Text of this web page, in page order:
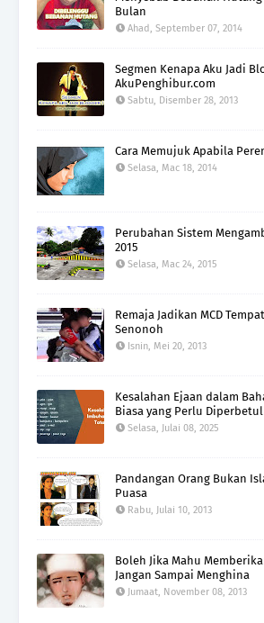
Bulan
Ahad, September 07, 2014
Segmen Kenapa Aku Jadi
AkuPenghibur.com
Sabtu, Disember 28, 2013
Cara Memujuk Apabila
Selasa, Mac 18, 2014
Perubahan Sistem
2015
Selasa, Mac 24, 2015
Remaja Jadikan MCD
Senonoh
Isnin, Mei 20, 2013
Kesalahan Ejaan dalam
Biasa yang Perlu
Selasa, Julai 08, 2025
Pandangan Orang Bukan
Puasa
Rabu, Julai 10, 2013
Boleh Jika Mahu
Jangan Sampai Menghina
Jumaat, November 08, 2013